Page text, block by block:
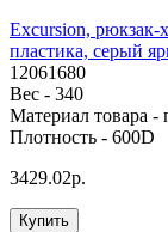
Excursion, рюкзак-
пластика, серый
12061680
Вес - 340
Материал товара -
Плотность - 600D
3429.02р.
Купить